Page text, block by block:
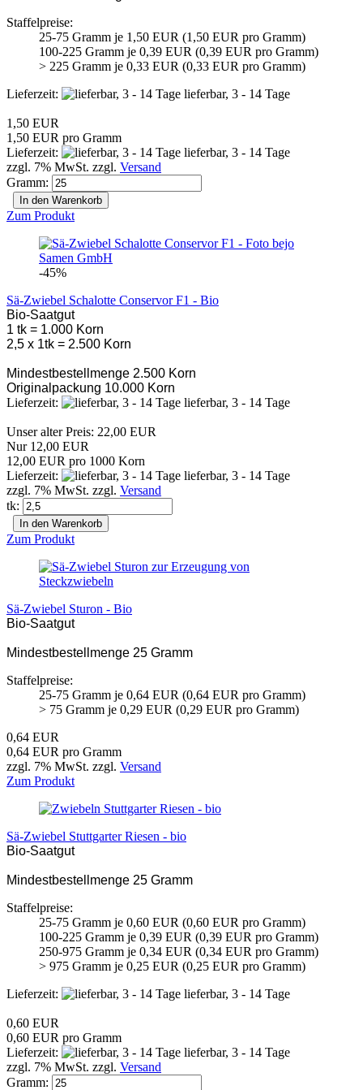
Staffelpreise:
25-75 Gramm je 1,50 EUR (1,50 EUR pro Gramm)
100-225 Gramm je 0,39 EUR (0,39 EUR pro Gramm)
> 225 Gramm je 0,33 EUR (0,33 EUR pro Gramm)
Lieferzeit:
lieferbar, 3 - 14 Tage
1,50 EUR
1,50 EUR pro Gramm
Lieferzeit:
lieferbar, 3 - 14 Tage
zzgl. 7% MwSt. zzgl. Versand
Gramm:
In den Warenkorb
Zum Produkt
-45%
Sä-Zwiebel Schalotte Conservor F1 - Bio
Bio-Saatgut
1 tk = 1.000 Korn
2,5 x 1tk = 2.500 Korn
Mindestbestellmenge 2.500 Korn
Originalpackung 10.000 Korn
Lieferzeit:
lieferbar, 3 - 14 Tage
Unser alter Preis: 22,00 EUR
Nur 12,00 EUR
12,00 EUR pro 1000 Korn
Lieferzeit:
lieferbar, 3 - 14 Tage
zzgl. 7% MwSt. zzgl. Versand
tk:
In den Warenkorb
Zum Produkt
Sä-Zwiebel Sturon - Bio
Bio-Saatgut
Mindestbestellmenge 25 Gramm
Staffelpreise:
25-75 Gramm je 0,64 EUR (0,64 EUR pro Gramm)
> 75 Gramm je 0,29 EUR (0,29 EUR pro Gramm)
0,64 EUR
0,64 EUR pro Gramm
zzgl. 7% MwSt. zzgl. Versand
Zum Produkt
Sä-Zwiebel Stuttgarter Riesen - bio
Bio-Saatgut
Mindestbestellmenge 25 Gramm
Staffelpreise:
25-75 Gramm je 0,60 EUR (0,60 EUR pro Gramm)
100-225 Gramm je 0,39 EUR (0,39 EUR pro Gramm)
250-975 Gramm je 0,34 EUR (0,34 EUR pro Gramm)
> 975 Gramm je 0,25 EUR (0,25 EUR pro Gramm)
Lieferzeit:
lieferbar, 3 - 14 Tage
0,60 EUR
0,60 EUR pro Gramm
Lieferzeit:
lieferbar, 3 - 14 Tage
zzgl. 7% MwSt. zzgl. Versand
Gramm: